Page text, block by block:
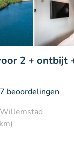
2 + ontbijt
beoordelingen